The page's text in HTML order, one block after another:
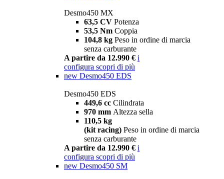
Desmo450 MX
63,5 CV Potenza
53,5 Nm Coppia
104,8 kg Peso in ordine di marcia
senza carburante
A partire da 12.990 € i
configura scopri di più
new Desmo450 EDS
Desmo450 EDS
449,6 cc Cilindrata
970 mm Altezza sella
110,5 kg
(kit racing) Peso in ordine di marcia
senza carburante
A partire da 12.990 € i
configura scopri di più
new Desmo450 SM